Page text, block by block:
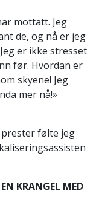
mottatt. Jeg
de, og nå er jeg
er ikke stresset
før. Hvordan er
skyene! Jeg
mer nå!»
følte jeg
KRANGEL MED